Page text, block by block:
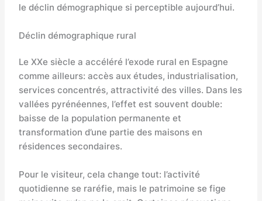
le déclin démographique si perceptible aujourd’hui.
Déclin démographique rural
Le XXe siècle a accéléré l’exode rural en Espagne
comme ailleurs: accès aux études, industrialisation,
services concentrés, attractivité des villes. Dans les
vallées pyrénéennes, l’effet est souvent double:
baisse de la population permanente et
transformation d’une partie des maisons en
résidences secondaires.
Pour le visiteur, cela change tout: l’activité
quotidienne se raréfie, mais le patrimoine se fige